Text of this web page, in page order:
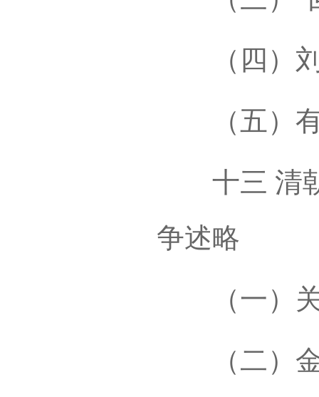
（四）刘
（五）有
十三 清朝
争述略
（一）关
（二）金